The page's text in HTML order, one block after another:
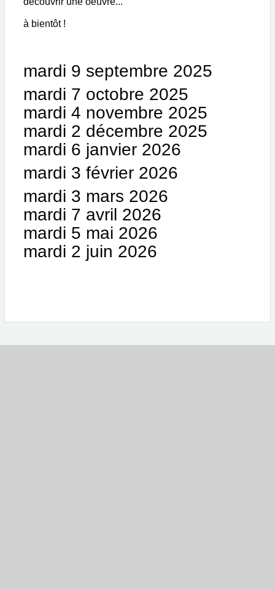
à bientôt !
mardi 9 septembre 2025
mardi 7 octobre 2025
mardi 4 novembre 2025
mardi 2 décembre 2025
mardi 6 janvier 2026
mardi 3 février 2026
mardi 3 mars 2026
mardi 7 avril 2026
mardi 5 mai 2026
mardi 2 juin 2026